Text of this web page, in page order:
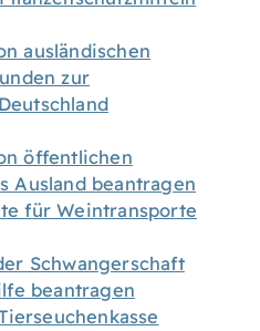
ausländischen
zur
öffentlichen
Ausland beantragen
für Weintransporte
Schwangerschaft
beantragen